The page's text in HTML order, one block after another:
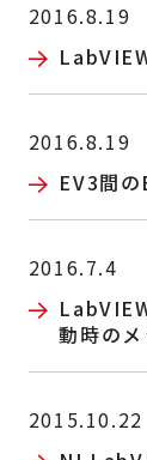
2016.8.19
2016.8.19
EV3間
2016.7.4
動時の
2015.10.22